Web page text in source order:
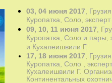
03, 04 июня 2017 ,
Куропатка, Соло, эксперт
09, 10, 11 июня 2017 ,
Куропатка, Соло и пары,
и Кухалеишвили Г.
17, 18 июня 2017 ,
Куропатка, Соло ,
Кухалеишвили Г.
Континентальных